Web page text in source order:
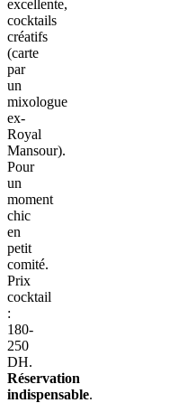
excellente,
cocktails
créatifs
(carte
par
un
mixologue
ex-
Royal
Mansour).
Pour
un
moment
chic
en
petit
comité.
Prix
cocktail
:
180-
250
DH.
Réservation
indispensable.